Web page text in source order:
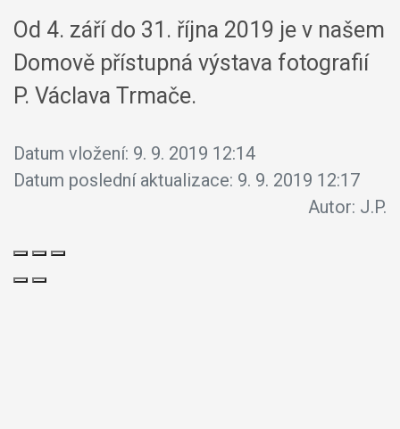
Od 4. září do 31. října 2019 je v našem
Domově přístupná výstava fotografií
P. Václava Trmače.
Datum vložení: 9. 9. 2019 12:14
Datum poslední aktualizace: 9. 9. 2019 12:17
Autor: J.P.